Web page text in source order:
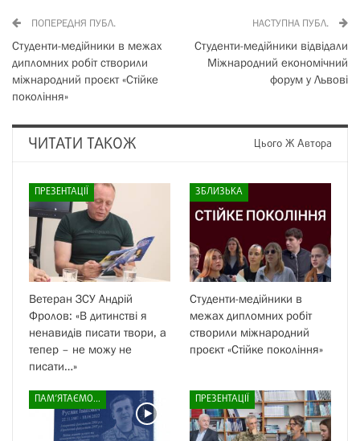
ПОПЕРЕДНЯ ПУБЛ.
Студенти-медійники в межах
дипломних робіт створили
міжнародний проєкт «Стійке
покоління»
НАСТУПНА ПУБЛ.
Студенти-медійники відвідали
Міжнародний економічний
форум у Львові
ЧИТАТИ ТАКОЖ Цього Ж Автора
ПРЕЗЕНТАЦІЇ
Ветеран ЗСУ Андрій
Фролов: «В дитинстві я
ненавидів писати твори, а
тепер – не можу не
писати…»
ЗБЛИЗЬКА
Студенти-медійники в
межах дипломних робіт
створили міжнародний
проєкт «Стійке покоління»
ПАМ’ЯТАЄМО... ПРЕЗЕНТАЦІЇ